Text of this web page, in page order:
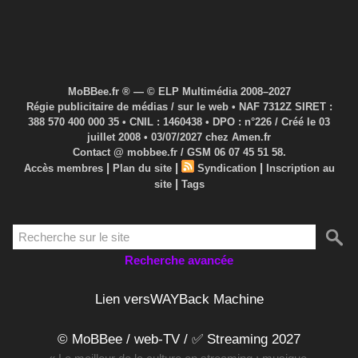
MoBBee.fr ® — © ELP Multimédia 2008–2027
Régie publicitaire de médias / sur le web • NAF 7312Z SIRET :
388 570 400 000 35 • CNIL : 1460438 • DPO : n°226 / Créé le 03
juillet 2008 • 03/07/2027 chez Amen.fr
Contact @ mobbee.fr / GSM 06 07 45 51 58.
Accès membres | Plan du site | Syndication |
Inscription au
site | Tags
Recherche avancée
Lien versWAYBack Machine
© MoBBee / web-TV / ✅ Streaming 2027